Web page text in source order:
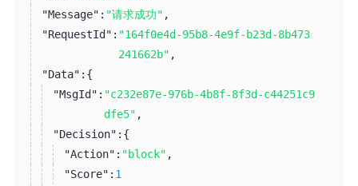
"Message": "请求成功" ,
"RequestId": "164f0e4d-95b8-4e9f-b23d-8b473
241662b" ,
"Data": {
"MsgId": "c232e87e-976b-4b8f-8f3d-c44251c9
dfe5" ,
"Decision": {
"Action": "block" ,
"Score": 1